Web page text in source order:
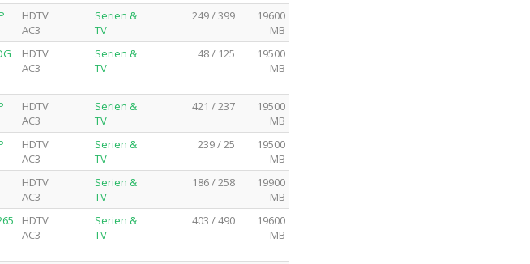
HDTV
AC3
Serien &
TV
249 / 399
19600
MB
HDTV
AC3
Serien &
TV
48 / 125
19500
MB
HDTV
AC3
Serien &
TV
421 / 237
19500
MB
HDTV
AC3
Serien &
TV
239 / 25
19500
MB
HDTV
AC3
Serien &
TV
186 / 258
19900
MB
HDTV
AC3
Serien &
TV
403 / 490
19600
MB